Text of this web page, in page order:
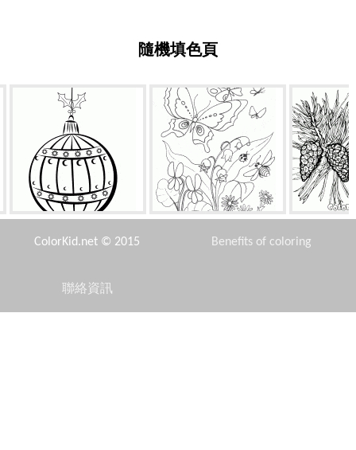
隨機填色頁
球在聖誕樹上 百合綻放 盛
ColorKid.net © 2015 Benefits of coloring
聯絡資訊